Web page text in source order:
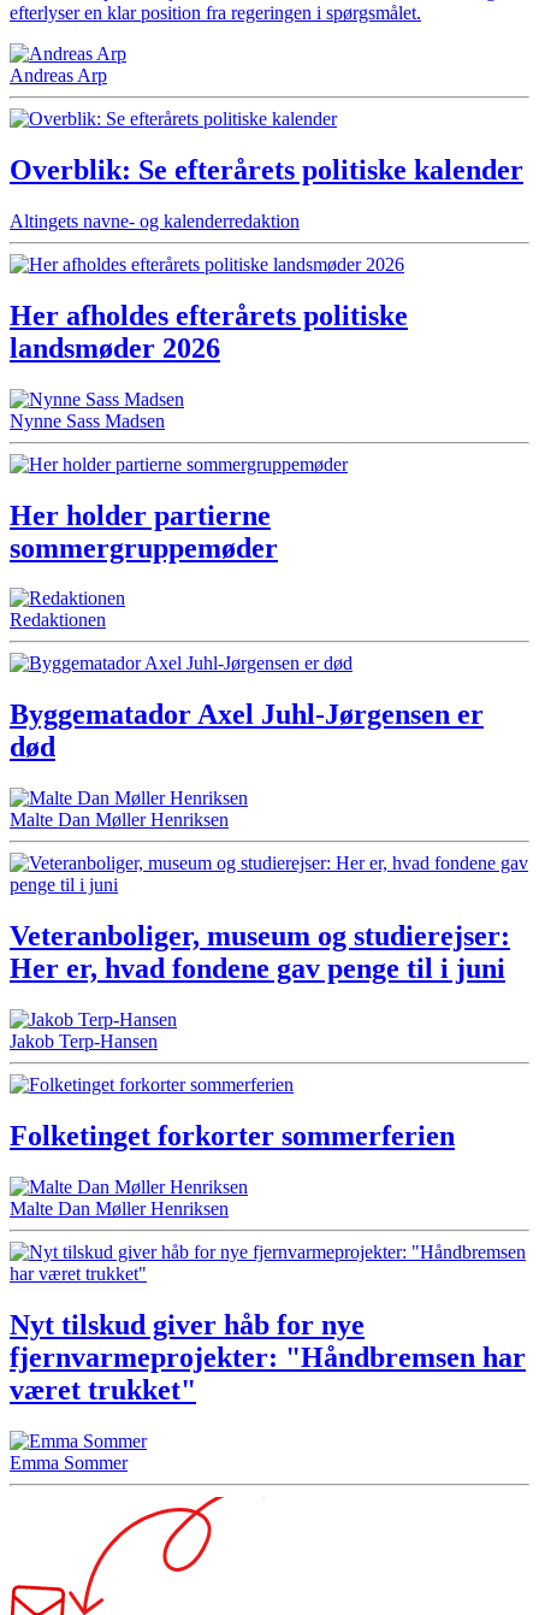
efterlyser en klar position fra regeringen i spørgsmålet.
Andreas Arp
Overblik: Se efterårets politiske kalender
Altingets navne- og kalenderredaktion
Her afholdes efterårets politiske
landsmøder 2026
Nynne Sass Madsen
Her holder partierne
sommergruppemøder
Redaktionen
Byggematador Axel Juhl-Jørgensen er
død
Malte Dan Møller Henriksen
Veteranboliger, museum og studierejser:
Her er, hvad fondene gav penge til i juni
Jakob Terp-Hansen
Folketinget forkorter sommerferien
Malte Dan Møller Henriksen
Nyt tilskud giver håb for nye
fjernvarmeprojekter: "Håndbremsen har
været trukket"
Emma Sommer